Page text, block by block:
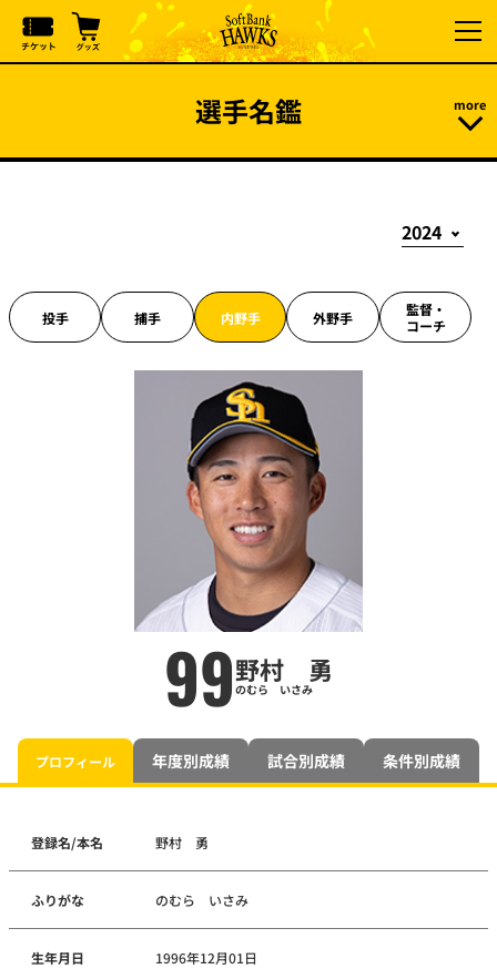
選手名鑑
投手 捕手 内野手 外野手
監督・
コーチ
99野村 勇
のむら いさみ
プロフィール 年度別成績 試合別成績 条件別成績
登録名/本名 野村 勇
ふりがな のむら いさみ
生年月日 1996年12月01日